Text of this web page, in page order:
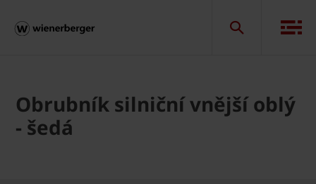
Obrubník silniční vnější oblý
- šedá